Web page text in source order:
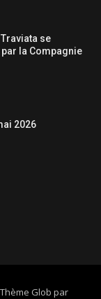
se
la Compagnie
2026
Thème Glob par